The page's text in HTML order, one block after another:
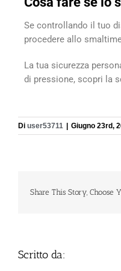
Se controllando il tuo
procedere allo
La tua sicurezza
di pressione, scopri la
Di user53711 | Giugno 23rd,
Share This Story, Choose
Scritto da: